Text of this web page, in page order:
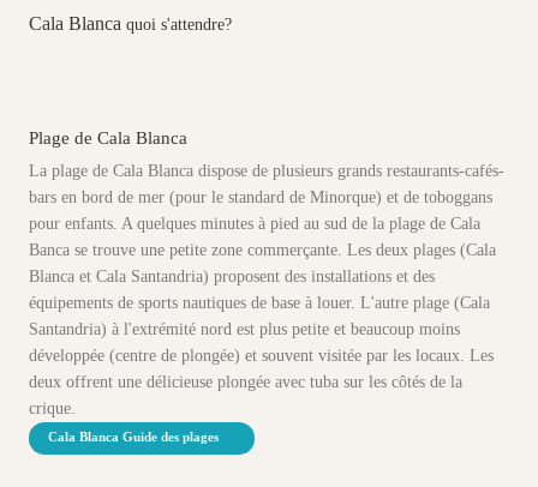
Cala Blanca quoi s'attendre?
Plage de Cala Blanca
La plage de Cala Blanca dispose de plusieurs grands restaurants-cafés-
bars en bord de mer (pour le standard de Minorque) et de toboggans
pour enfants. A quelques minutes à pied au sud de la plage de Cala
Banca se trouve une petite zone commerçante. Les deux plages (Cala
Blanca et Cala Santandria) proposent des installations et des
équipements de sports nautiques de base à louer. L'autre plage (Cala
Santandria) à l'extrémité nord est plus petite et beaucoup moins
développée (centre de plongée) et souvent visitée par les locaux. Les
deux offrent une délicieuse plongée avec tuba sur les côtés de la
crique.
Cala Blanca Guide des plages